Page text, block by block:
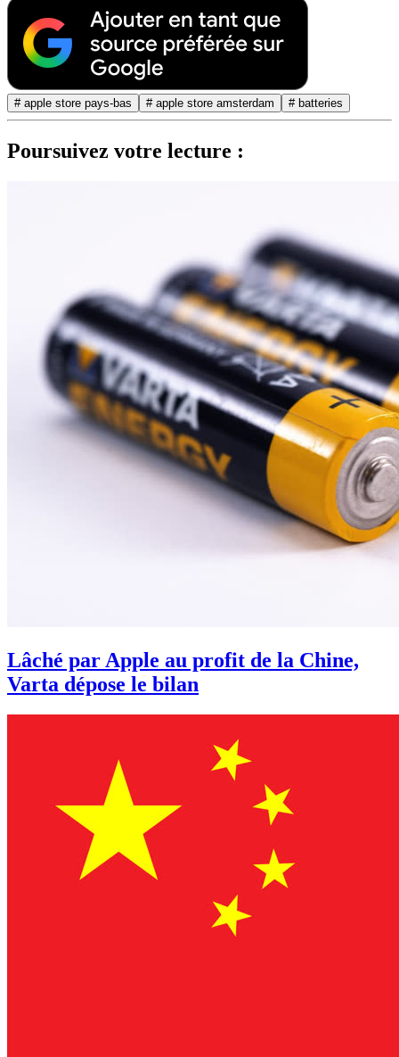
# apple store pays-bas # apple store amsterdam # batteries
Poursuivez votre lecture :
Lâché par Apple au profit de la Chine,
Varta dépose le bilan